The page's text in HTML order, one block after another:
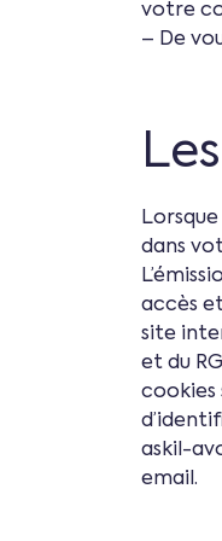
votre
– De
dans
accès
site
et du
cookies
askil-
email.